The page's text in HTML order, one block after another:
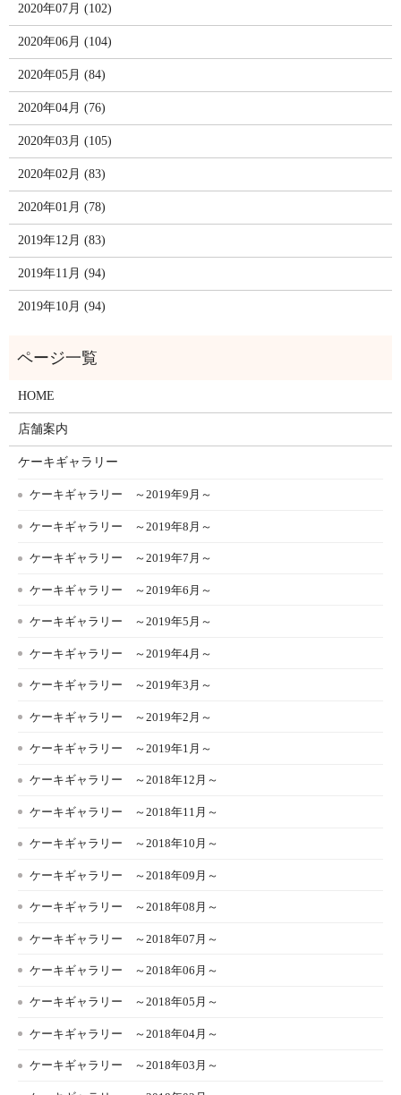
2020年07月 (102)
2020年06月 (104)
2020年05月 (84)
2020年04月 (76)
2020年03月 (105)
2020年02月 (83)
2020年01月 (78)
2019年12月 (83)
2019年11月 (94)
2019年10月 (94)
HOME
店舗案内
ケーキギャラリー
ケーキギャラリー ～2019年9月～
ケーキギャラリー ～2019年8月～
ケーキギャラリー ～2019年7月～
ケーキギャラリー ～2019年6月～
ケーキギャラリー ～2019年5月～
ケーキギャラリー ～2019年4月～
ケーキギャラリー ～2019年3月～
ケーキギャラリー ～2019年2月～
ケーキギャラリー ～2019年1月～
ケーキギャラリー ～2018年12月～
ケーキギャラリー ～2018年11月～
ケーキギャラリー ～2018年10月～
ケーキギャラリー ～2018年09月～
ケーキギャラリー ～2018年08月～
ケーキギャラリー ～2018年07月～
ケーキギャラリー ～2018年06月～
ケーキギャラリー ～2018年05月～
ケーキギャラリー ～2018年04月～
ケーキギャラリー ～2018年03月～